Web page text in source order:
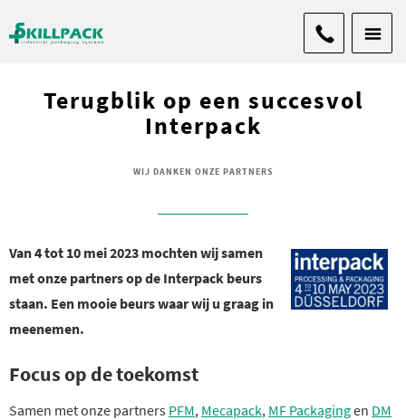
Terugblik op een succesvol
Interpack
WIJ DANKEN ONZE PARTNERS
Van 4 tot 10 mei 2023 mochten wij samen
met onze partners op de Interpack beurs
staan. Een mooie beurs waar wij u graag in
meenemen.
Focus op de toekomst
Samen met onze partners PFM, Mecapack, MF Packagingen DM